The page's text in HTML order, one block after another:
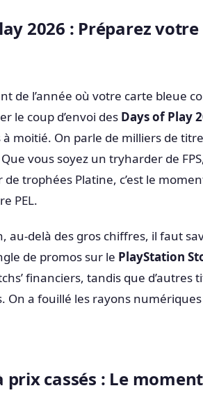
2026 : Préparez
de l’année où votre carte bleue
le coup d’envoi des Days of Play
à moitié. On parle de milliers de
Que vous soyez un tryharder de
trophées Platine, c’est le
PEL.
au-delà des gros chiffres, il faut
de promos sur le PlayStation
financiers, tandis que
On a fouillé les rayons
prix cassés : Le